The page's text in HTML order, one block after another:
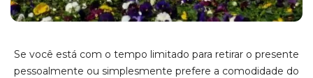
Se você está com o tempo limitado para retirar o presente
pessoalmente ou simplesmente prefere a comodidade do